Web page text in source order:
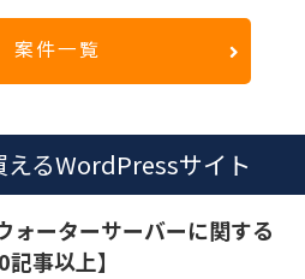
案件一覧
るWordPressサイト
ォーターサーバーに関する
事以上】